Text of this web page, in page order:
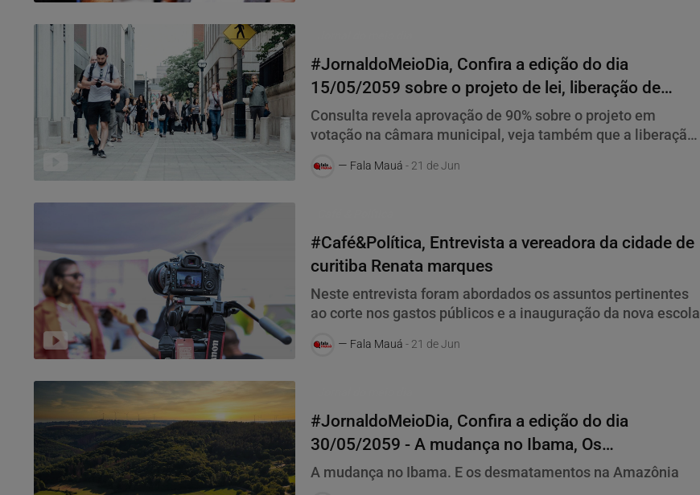
#JornaldoMeioDia, Confira a edição do dia
15/05/2059 sobre o projeto de lei, liberação de
recursos e muito mais.
Consulta revela aprovação de 90% sobre o projeto em
votação na câmara municipal, veja também que a liberação
Fala Mauá - 21 de Jun
#Café&Política, Entrevista a vereadora da cidade de
curitiba Renata marques
Neste entrevista foram abordados os assuntos pertinentes
ao corte nos gastos públicos e a inauguração da nova escola
Fala Mauá - 21 de Jun
#JornaldoMeioDia, Confira a edição do dia
30/05/2059 - A mudança no Ibama, Os
desmatamentos na Amazônia, Eleições
A mudança no Ibama. E os desmatamentos na Amazônia